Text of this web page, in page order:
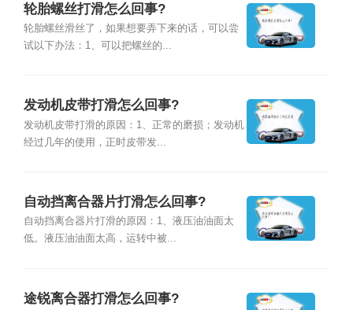
轮胎螺丝打滑怎么回事?
轮胎螺丝滑丝了，如果想要弄下来的话，可以尝
试以下办法：1、可以把螺丝的...
发动机皮带打滑怎么回事?
发动机皮带打滑的原因：1、正常的磨损；发动机
经过几年的使用，正时皮带发...
自动挡离合器片打滑怎么回事?
自动挡离合器片打滑的原因：1、液压油油面太
低。液压油油面太高，运转中被...
途锐离合器打滑怎么回事?